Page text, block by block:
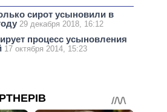
сирот усыновили в
29 декабря 2018, 16:12
процесс усыновления
17 октября 2014, 15:23